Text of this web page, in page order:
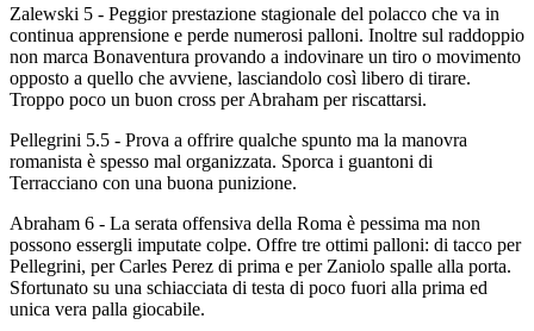
Zalewski 5 - Peggior prestazione stagionale del polacco che va in
continua apprensione e perde numerosi palloni. Inoltre sul raddoppio
non marca Bonaventura provando a indovinare un tiro o movimento
opposto a quello che avviene, lasciandolo così libero di tirare.
Troppo poco un buon cross per Abraham per riscattarsi.
Pellegrini 5.5 - Prova a offrire qualche spunto ma la manovra
romanista è spesso mal organizzata. Sporca i guantoni di
Terracciano con una buona punizione.
Abraham 6 - La serata offensiva della Roma è pessima ma non
possono essergli imputate colpe. Offre tre ottimi palloni: di tacco per
Pellegrini, per Carles Perez di prima e per Zaniolo spalle alla porta.
Sfortunato su una schiacciata di testa di poco fuori alla prima ed
unica vera palla giocabile.